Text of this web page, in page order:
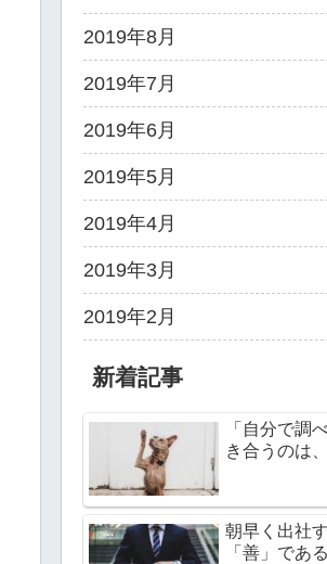
2019年8月
2019年7月
2019年6月
2019年5月
2019年4月
2019年3月
2019年2月
新着記事
「自分で調
き合うのは
朝早く出社
「善」であ